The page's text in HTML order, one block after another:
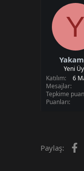
Y
Yeni
Katılım
6
Mesajlar
Tepkime
Puanları
Paylaş: